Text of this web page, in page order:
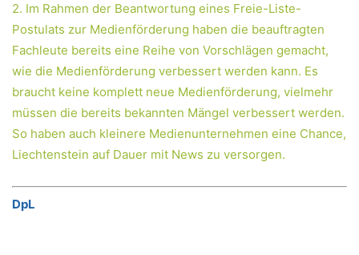
2. Im Rahmen der Beantwortung eines Freie-Liste-
Postulats zur Medienförderung haben die beauftragten
Fachleute bereits eine Reihe von Vorschlägen gemacht,
wie die Medienförderung verbessert werden kann. Es
braucht keine komplett neue Medienförderung, vielmehr
müssen die bereits bekannten Mängel verbessert werden.
So haben auch kleinere Medienunternehmen eine Chance,
Liechtenstein auf Dauer mit News zu versorgen.
DpL